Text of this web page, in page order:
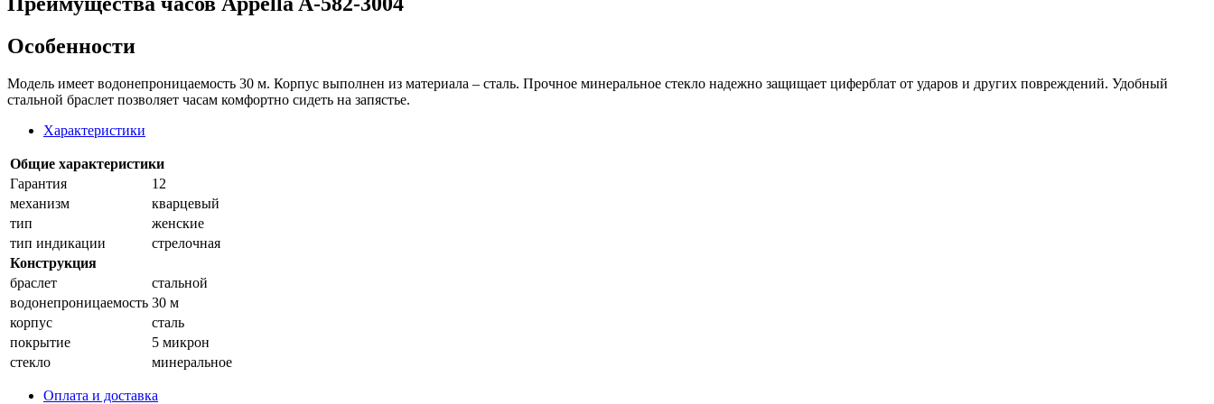
Особенности
Модель имеет водонепроницаемость 30 м. Корпус выполнен из материала – сталь. Прочное минеральное стекло надежно защищает циферблат от ударов и других повреждений. Удобный
стальной браслет позволяет часам комфортно сидеть на запястье.
Характеристики
Общие характеристики
Гарантия
12
механизм
кварцевый
тип
женские
тип индикации
стрелочная
Конструкция
браслет
стальной
водонепроницаемость 30 м
корпус
сталь
покрытие
5 микрон
стекло
минеральное
Оплата и доставка